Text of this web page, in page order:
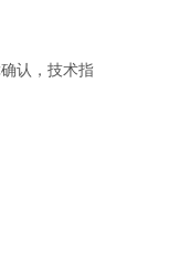
认，技术指